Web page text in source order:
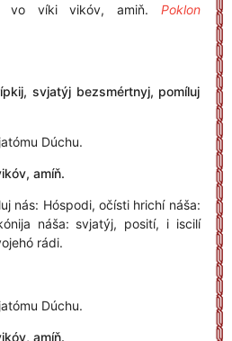
vo víki vikóv, amiň. Poklon
svjatýj bezsmértnyj, pomíluj
Dúchu.
amíň.
nás: Hóspodi, očísti hrichí náša:
náša: svjatýj, posití, i iscilí
rádi.
Dúchu.
amíň.